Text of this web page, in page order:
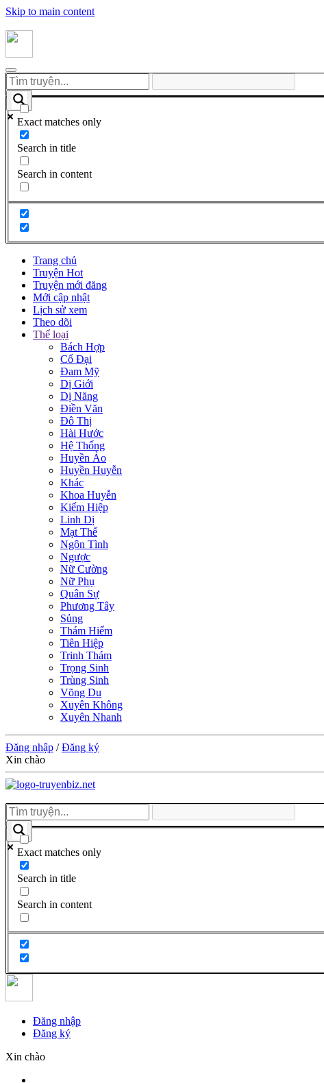
Skip to main content
Exact matches only
Search in title
Search in content
Trang chủ
Truyện Hot
Truyện mới đăng
Mới cập nhật
Lịch sử xem
Theo dõi
Thể loại
Bách Hợp
Cổ Đại
Đam Mỹ
Dị Giới
Dị Năng
Điền Văn
Đô Thị
Hài Hước
Hệ Thống
Huyền Ảo
Huyền Huyễn
Khác
Khoa Huyễn
Kiếm Hiệp
Linh Dị
Mạt Thế
Ngôn Tình
Ngược
Nữ Cường
Nữ Phụ
Quân Sự
Phương Tây
Sủng
Thám Hiểm
Tiên Hiệp
Trinh Thám
Trọng Sinh
Trùng Sinh
Võng Du
Xuyên Không
Xuyên Nhanh
Đăng nhập /Đăng ký
Xin chào
Exact matches only
Search in title
Search in content
Đăng nhập
Đăng ký
Xin chào